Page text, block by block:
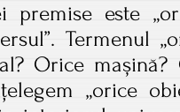
premise este
Termenul
Orice
„orice